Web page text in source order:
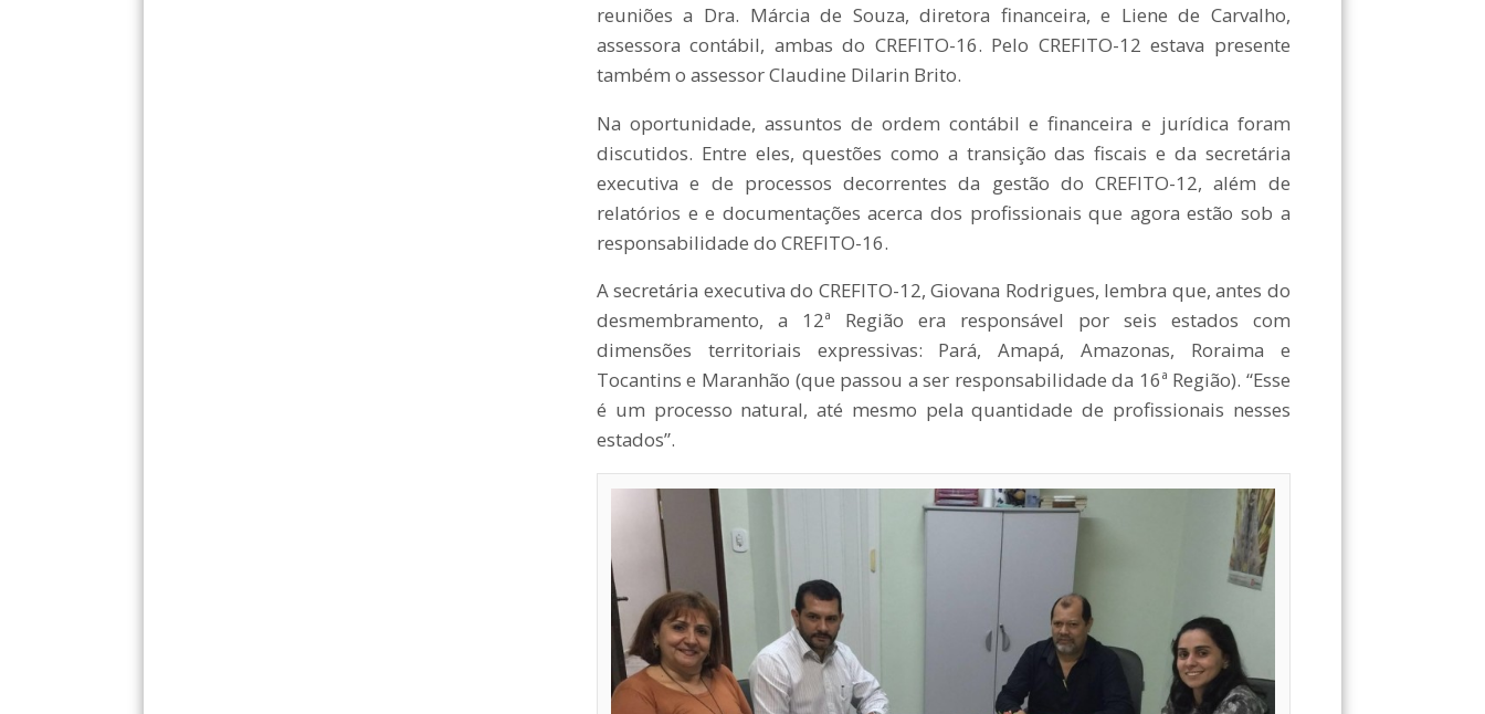
reuniões a Dra. Márcia de Souza, diretora financeira, e Liene de Carvalho,
assessora contábil, ambas do CREFITO-16. Pelo CREFITO-12 estava presente
também o assessor Claudine Dilarin Brito.
Na oportunidade, assuntos de ordem contábil e financeira e jurídica foram
discutidos. Entre eles, questões como a transição das fiscais e da secretária
executiva e de processos decorrentes da gestão do CREFITO-12, além de
relatórios e e documentações acerca dos profissionais que agora estão sob a
responsabilidade do CREFITO-16.
A secretária executiva do CREFITO-12, Giovana Rodrigues, lembra que, antes do
desmembramento, a 12ª Região era responsável por seis estados com
dimensões territoriais expressivas: Pará, Amapá, Amazonas, Roraima e
Tocantins e Maranhão (que passou a ser responsabilidade da 16ª Região). “Esse
é um processo natural, até mesmo pela quantidade de profissionais nesses
estados”.